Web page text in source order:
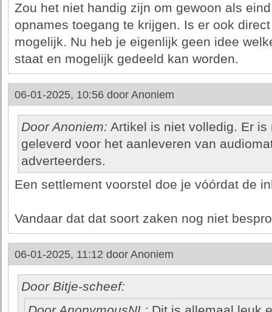
Zou het niet handig zijn om gewoon als
opnames toegang te krijgen. Is er ook
mogelijk. Nu heb je eigenlijk geen idee
staat en mogelijk gedeeld kan worden.
06-01-2025, 10:56 door Anoniem
Door Anoniem: Artikel is niet volledig. Er
geleverd voor het aanleveren van
adverteerders.
Een settlement voorstel doe je vóórdat de
Vandaar dat dat soort zaken nog niet
06-01-2025, 11:12 door Anoniem
Door Bitje-scheef: